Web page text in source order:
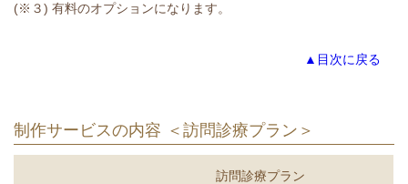
(※３) 有料のオプションになります。
▲目次に戻る
制作サービスの内容 ＜訪問診療プラン＞
訪問診療プラン